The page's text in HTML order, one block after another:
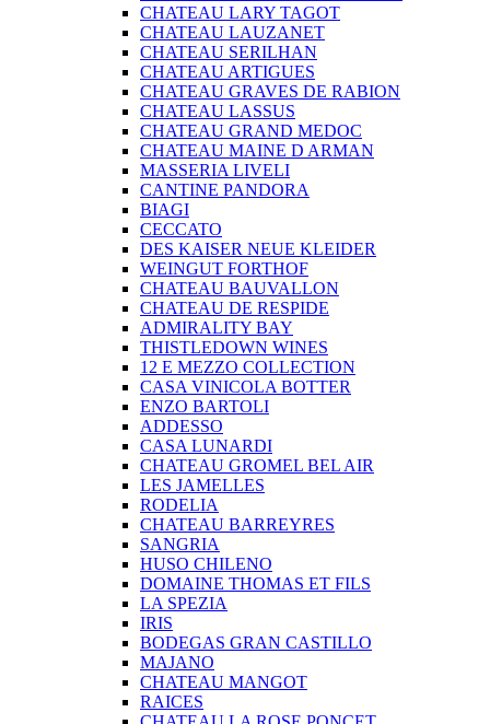
CHATEAU LARY TAGOT
CHATEAU LAUZANET
CHATEAU SERILHAN
CHATEAU ARTIGUES
CHATEAU GRAVES DE RABION
CHATEAU LASSUS
CHATEAU GRAND MEDOC
CHATEAU MAINE D ARMAN
MASSERIA LIVELI
CANTINE PANDORA
BIAGI
CECCATO
DES KAISER NEUE KLEIDER
WEINGUT FORTHOF
CHATEAU BAUVALLON
CHATEAU DE RESPIDE
ADMIRALITY BAY
THISTLEDOWN WINES
12 E MEZZO COLLECTION
CASA VINICOLA BOTTER
ENZO BARTOLI
ADDESSO
CASA LUNARDI
CHATEAU GROMEL BEL AIR
LES JAMELLES
RODELIA
CHATEAU BARREYRES
SANGRIA
HUSO CHILENO
DOMAINE THOMAS ET FILS
LA SPEZIA
IRIS
BODEGAS GRAN CASTILLO
MAJANO
CHATEAU MANGOT
RAICES